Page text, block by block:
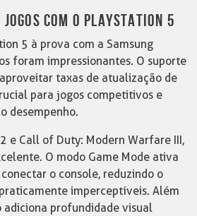
COM O PLAYSTATION 5
5 à prova com a Samsung
foram impressionantes. O suporte
taxas de atualização de
para jogos competitivos e
desempenho.
e Call of Duty: Modern Warfare III,
O modo Game Mode ativa
o console, reduzindo o
imperceptíveis. Além
adiciona profundidade visual